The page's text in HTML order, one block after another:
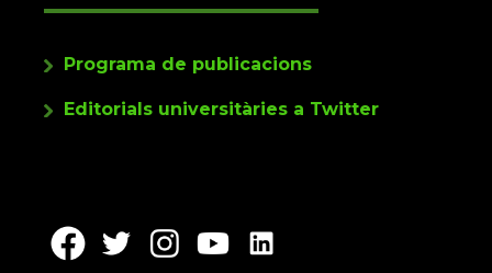
Programa de publicacions
Editorials universitàries a Twitter